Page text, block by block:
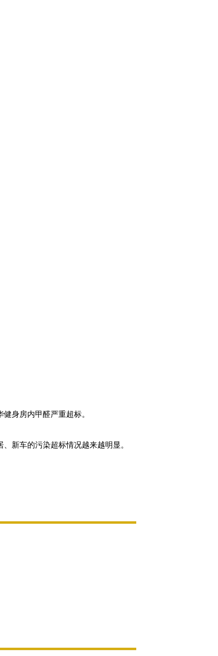
身房内甲醛严重超标。
新车的污染超标情况越来越明显。